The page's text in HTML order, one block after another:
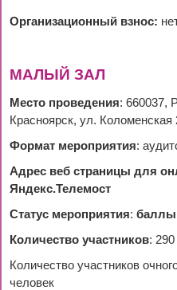
Организационный взнос:
МАЛЫЙ ЗАЛ
Место проведения: 660037,
Красноярск, ул. Коломенская
Формат мероприятия:
Адрес веб страницы для
Яндекс.Телемост
Статус мероприятия:
Количество участников: 290
Количество участников
человек